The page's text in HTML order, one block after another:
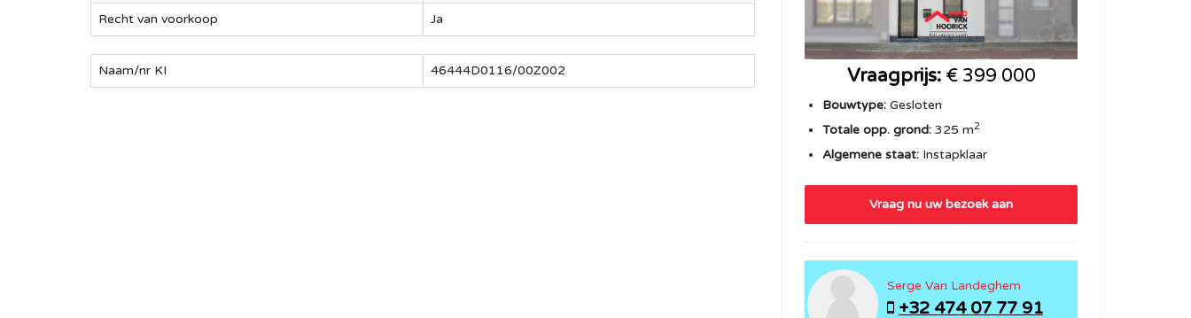
Recht van voorkoop Ja
Naam/nr KI 46444D0116/00Z002 Vraagprijs:€ 399 000
Bouwtype: Gesloten
Totale opp. grond: 325 m2
Algemene staat: Instapklaar
Vraag nu uw bezoek aan
Serge Van Landeghem
+32 474 07 77 91